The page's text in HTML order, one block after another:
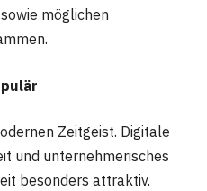
möglichen
Zeitgeist. Digitale
und unternehmerisches
besonders attraktiv.